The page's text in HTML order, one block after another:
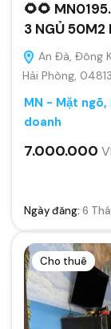
🌻🌻
3 NGỦ 50M2
An Đà, Đông
Hải Phòng,
MN - Mặt
doanh
7.000.000
Ngày đăng: 6
Cho thuê